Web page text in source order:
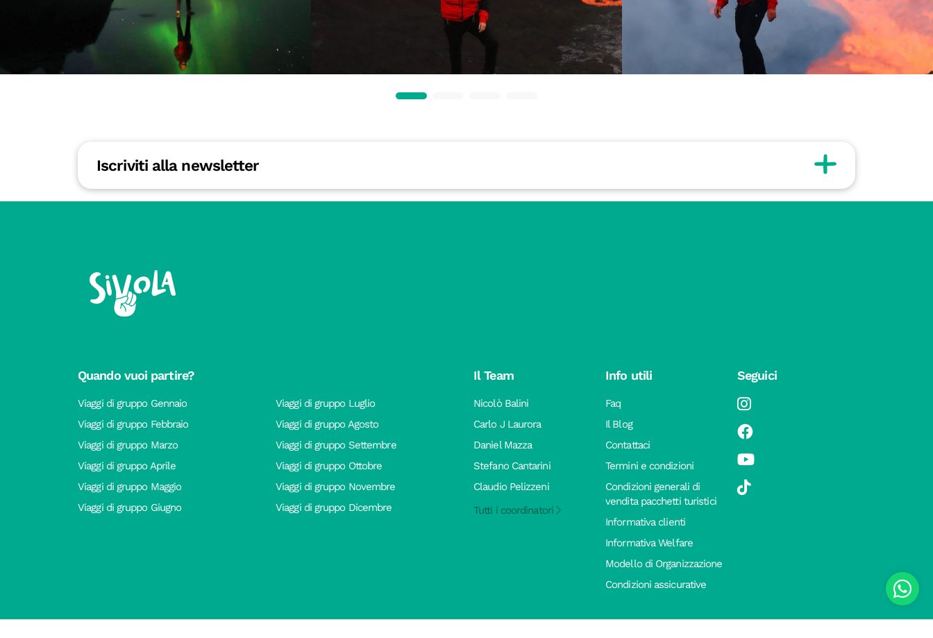
Iscriviti alla newsletter
Quando vuoi partire?
Viaggi di gruppo Gennaio
Viaggi di gruppo Febbraio
Viaggi di gruppo Marzo
Viaggi di gruppo Aprile
Viaggi di gruppo Maggio
Viaggi di gruppo Giugno
Viaggi di gruppo Luglio
Viaggi di gruppo Agosto
Viaggi di gruppo Settembre
Viaggi di gruppo Ottobre
Viaggi di gruppo Novembre
Viaggi di gruppo Dicembre
Il Team
Nicolò Balini
Carlo J Laurora
Daniel Mazza
Stefano Cantarini
Claudio Pelizzeni
Tutti i coordinatori
Info utili
Faq
Il Blog
Contattaci
Termini e condizioni
Condizioni generali di
vendita pacchetti turistici
Informativa clienti
Informativa Welfare
Modello di Organizzazione
Condizioni assicurative
Seguici